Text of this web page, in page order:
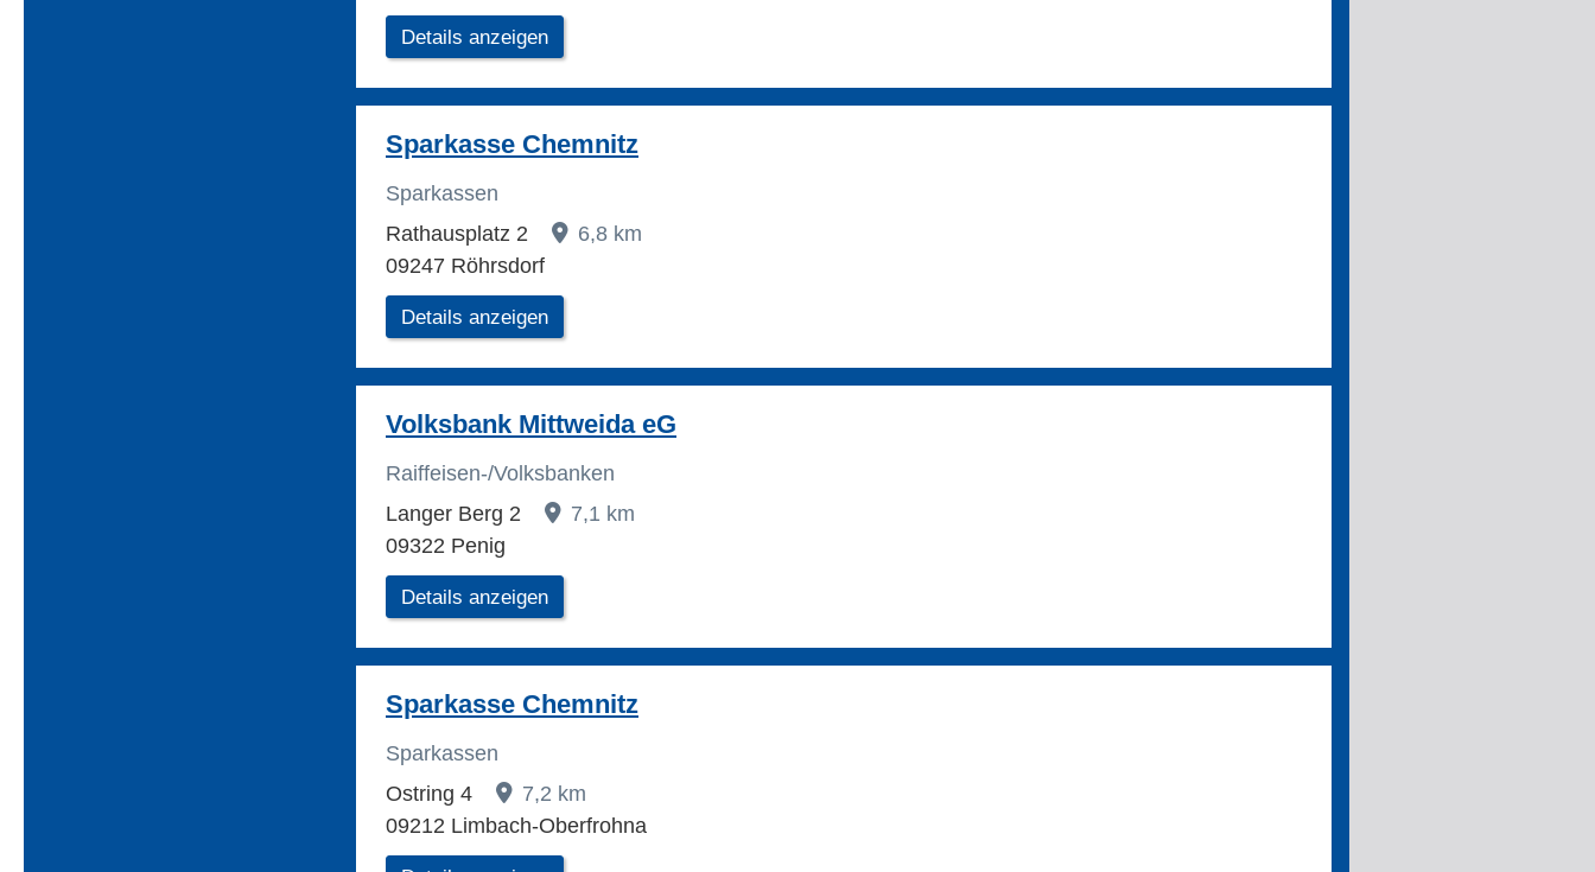
Details anzeigen
Sparkasse Chemnitz
Sparkassen
Rathausplatz 2
6,8 km
09247 Röhrsdorf
Details anzeigen
Volksbank Mittweida eG
Raiffeisen-/Volksbanken
Langer Berg 2
7,1 km
09322 Penig
Details anzeigen
Sparkasse Chemnitz
Sparkassen
Ostring 4
7,2 km
09212 Limbach-Oberfrohna